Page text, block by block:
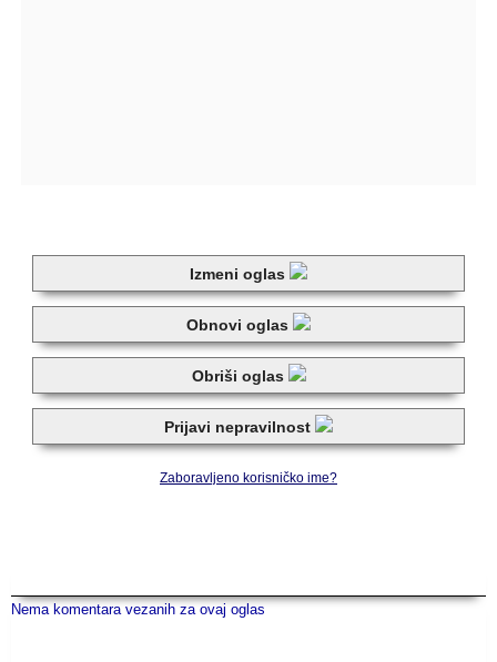
Izmeni oglas
Obnovi oglas
Obriši oglas
Prijavi nepravilnost
Zaboravljeno korisničko ime?
Nema komentara vezanih za ovaj oglas